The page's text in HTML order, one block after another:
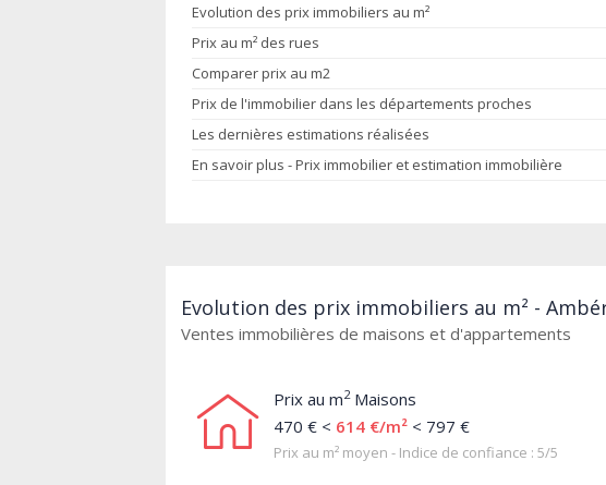
Evolution des prix immobiliers au m²
Prix au m² des rues
Comparer prix au m2
Prix de l'immobilier dans les départements proches
Les dernières estimations réalisées
En savoir plus - Prix immobilier et estimation immobilière
Evolution des prix immobiliers au m² -
Ventes immobilières de maisons et d'appartements
Prix au m2Maisons
470 € < 614 €/m² < 797 €
Prix au m² moyen - Indice de confiance : 5/5